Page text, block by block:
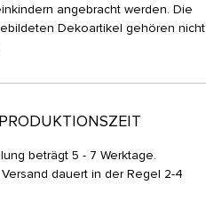
angebracht werden. Die
Dekoartikel gehören nicht
beträgt 5 - 7 Werktage.
dauert in der Regel 2-4